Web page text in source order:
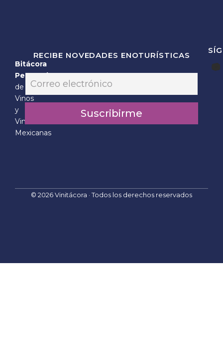
Bitácora
Personal
de
Vinos
y
Vinícolas
Mexicanas
RECIBE NOVEDADES ENOTURÍSTICAS
m
a
E
m
m
a
*
Suscribirme
© 2026 Vinitácora · Todos los derechos reservados